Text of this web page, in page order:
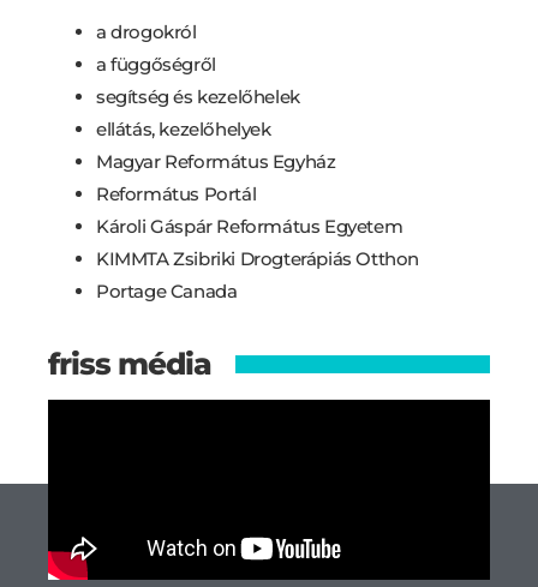
a drogokról
a függőségről
segítség és kezelőhelek
ellátás, kezelőhelyek
Magyar Református Egyház
Református Portál
Károli Gáspár Református Egyetem
KIMMTA Zsibriki Drogterápiás Otthon
Portage Canada
friss média